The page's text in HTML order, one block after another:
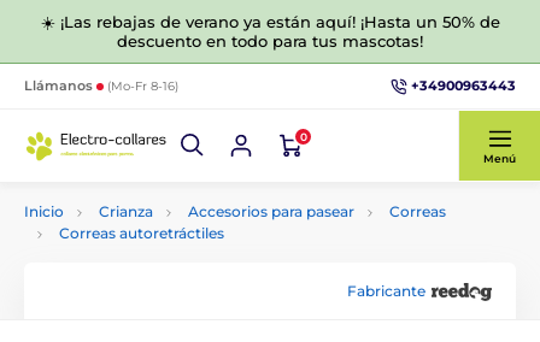
☀️ ¡Las rebajas de verano ya están aquí! ¡Hasta un 50% de
descuento en todo para tus mascotas!
Llámanos (Mo-Fr 8-16) +34900963443
0
Menú
Inicio Crianza Accesorios para pasear
Correas
Correas autoretráctiles
Fabricante